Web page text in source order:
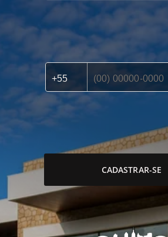
CADASTRAR-SE